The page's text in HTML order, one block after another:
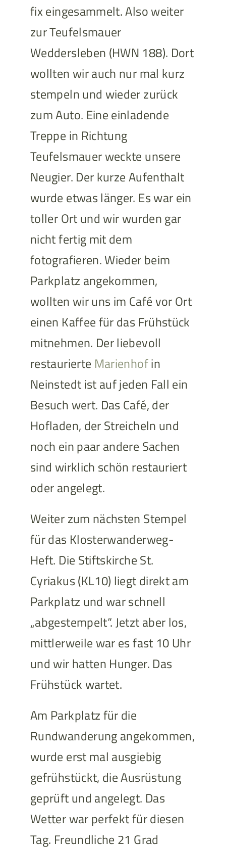
fix eingesammelt. Also weiter
zur Teufelsmauer
Weddersleben (HWN 188). Dort
wollten wir auch nur mal kurz
stempeln und wieder zurück
zum Auto. Eine einladende
Treppe in Richtung
Teufelsmauer weckte unsere
Neugier. Der kurze Aufenthalt
wurde etwas länger. Es war ein
toller Ort und wir wurden gar
nicht fertig mit dem
fotografieren. Wieder beim
Parkplatz angekommen,
wollten wir uns im Café vor Ort
einen Kaffee für das Frühstück
mitnehmen. Der liebevoll
restaurierte Marienhofin
Neinstedt ist auf jeden Fall ein
Besuch wert. Das Café, der
Hofladen, der Streicheln und
noch ein paar andere Sachen
sind wirklich schön restauriert
oder angelegt.
Weiter zum nächsten Stempel
für das Klosterwanderweg-
Heft. Die Stiftskirche St.
Cyriakus (KL10) liegt direkt am
Parkplatz und war schnell
„abgestempelt“. Jetzt aber los,
mittlerweile war es fast 10 Uhr
und wir hatten Hunger. Das
Frühstück wartet.
Am Parkplatz für die
Rundwanderung angekommen,
wurde erst mal ausgiebig
gefrühstückt, die Ausrüstung
geprüft und angelegt. Das
Wetter war perfekt für diesen
Tag. Freundliche 21 Grad